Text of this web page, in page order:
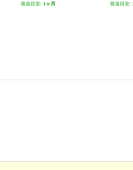
発送目安: 1ヶ月 発送目安: